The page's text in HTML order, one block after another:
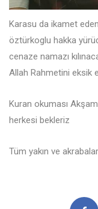
Karasu da ikamet
öztürkoglu hakka
cenaze namazı
Allah Rahmetini eksik
Kuran okuması
herkesi bekleriz
Tüm yakın ve